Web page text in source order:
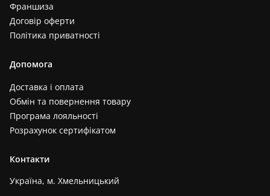
Франшиза
Договір оферти
Політика приватності
Допомога
Доставка і оплата
Обмін та повернення товару
Програма лояльності
Розрахунок сертифікатом
Контакти
Україна, м. Хмельницький